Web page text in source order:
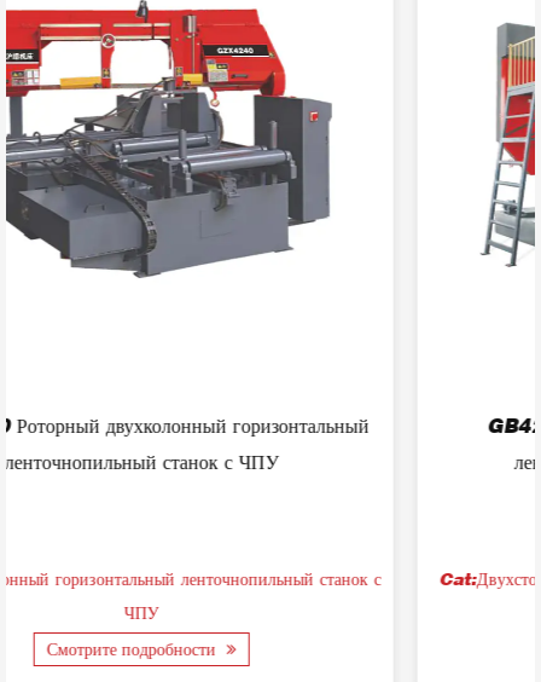
с
GB42200 Двухстоечный горизонтальный
ленточнопильный станок по металлу
Cat:Двухстоечный горизонтальный ленточнопильный станок
Смотрите подробности